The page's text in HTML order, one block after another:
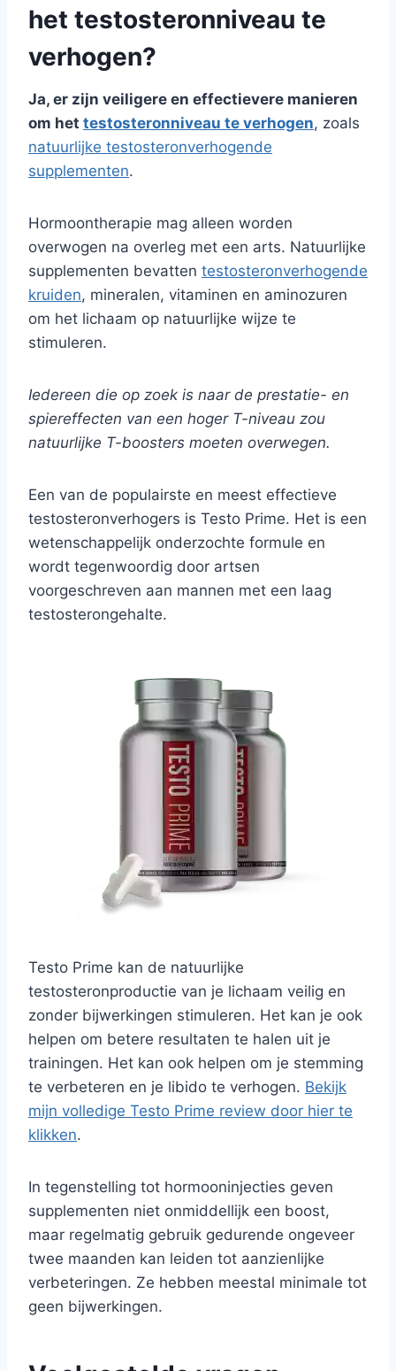
het testosteronniveau te
verhogen?
Ja, er zijn veiligere en effectievere manieren
om het testosteronniveau te verhogen, zoals
natuurlijke testosteronverhogende
supplementen.
Hormoontherapie mag alleen worden
overwogen na overleg met een arts. Natuurlijke
supplementen bevatten testosteronverhogende
kruiden, mineralen, vitaminen en aminozuren
om het lichaam op natuurlijke wijze te
stimuleren.
Iedereen die op zoek is naar de prestatie- en
spiereffecten van een hoger T-niveau zou
natuurlijke T-boosters moeten overwegen.
Een van de populairste en meest effectieve
testosteronverhogers is Testo Prime. Het is een
wetenschappelijk onderzochte formule en
wordt tegenwoordig door artsen
voorgeschreven aan mannen met een laag
testosterongehalte.
Testo Prime kan de natuurlijke
testosteronproductie van je lichaam veilig en
zonder bijwerkingen stimuleren. Het kan je ook
helpen om betere resultaten te halen uit je
trainingen. Het kan ook helpen om je stemming
te verbeteren en je libido te verhogen. Bekijk
mijn volledige Testo Prime review door hier te
klikken.
In tegenstelling tot hormooninjecties geven
supplementen niet onmiddellijk een boost,
maar regelmatig gebruik gedurende ongeveer
twee maanden kan leiden tot aanzienlijke
verbeteringen. Ze hebben meestal minimale tot
geen bijwerkingen.